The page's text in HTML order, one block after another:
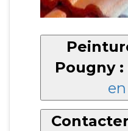
Pougny :